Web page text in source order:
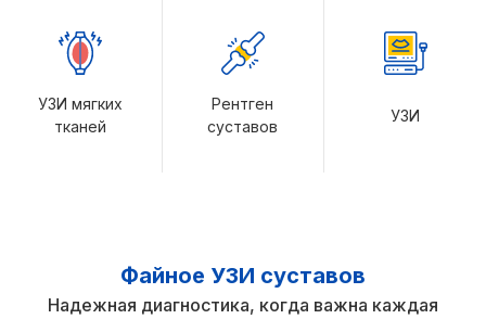
УЗИ мягких
тканей
Рентген
суставов
УЗИ
Файное УЗИ суставов
Надежная диагностика, когда важна каждая